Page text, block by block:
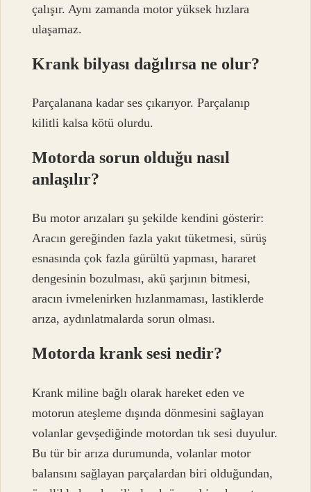
çalışır. Aynı zamanda motor yüksek hızlara
ulaşamaz.
Krank bilyası dağılırsa ne olur?
Parçalanana kadar ses çıkarıyor. Parçalanıp
kilitli kalsa kötü olurdu.
Motorda sorun olduğu nasıl
anlaşılır?
Bu motor arızaları şu şekilde kendini gösterir:
Aracın gereğinden fazla yakıt tüketmesi, sürüş
esnasında çok fazla gürültü yapması, hararet
dengesinin bozulması, akü şarjının bitmesi,
aracın ivmelenirken hızlanmaması, lastiklerde
arıza, aydınlatmalarda sorun olması.
Motorda krank sesi nedir?
Krank miline bağlı olarak hareket eden ve
motorun ateşleme dışında dönmesini sağlayan
volanlar gevşediğinde motordan tık sesi duyulur.
Bu tür bir arıza durumunda, volanlar motor
balansını sağlayan parçalardan biri olduğundan,